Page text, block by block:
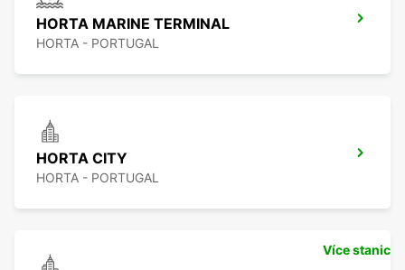
HORTA MARINE TERMINAL
HORTA - PORTUGAL
HORTA CITY
HORTA - PORTUGAL
Více stanic